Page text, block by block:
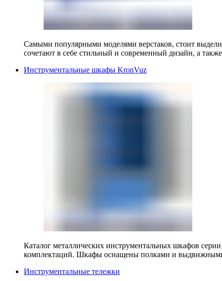
Самыми популярными моделями верстаков, стоит
сочетают в себе стильный и современный дизайн, а
Инструментальные шкафы KronVuz
Каталог металлических инструментальных шкафов
комплектаций. Шкафы оснащены полками и
Инструментальные тележки